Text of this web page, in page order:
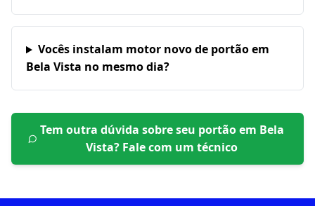
Vocês instalam motor novo de portão em
Bela Vista no mesmo dia?
Tem outra dúvida sobre seu portão em Bela
Vista? Fale com um técnico